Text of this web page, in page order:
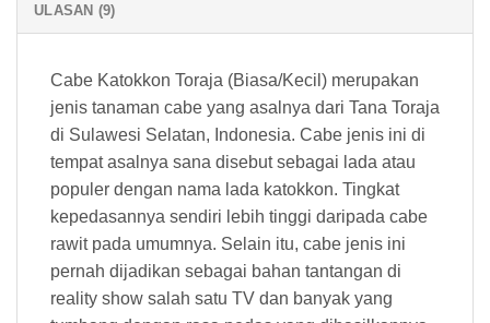
ULASAN (9)
Cabe Katokkon Toraja (Biasa/Kecil) merupakan
jenis tanaman cabe yang asalnya dari Tana Toraja
di Sulawesi Selatan, Indonesia. Cabe jenis ini di
tempat asalnya sana disebut sebagai lada atau
populer dengan nama lada katokkon. Tingkat
kepedasannya sendiri lebih tinggi daripada cabe
rawit pada umumnya. Selain itu, cabe jenis ini
pernah dijadikan sebagai bahan tantangan di
reality show salah satu TV dan banyak yang